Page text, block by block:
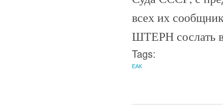
всех их
ШТЕРН сослать
Tags:
ЕАК